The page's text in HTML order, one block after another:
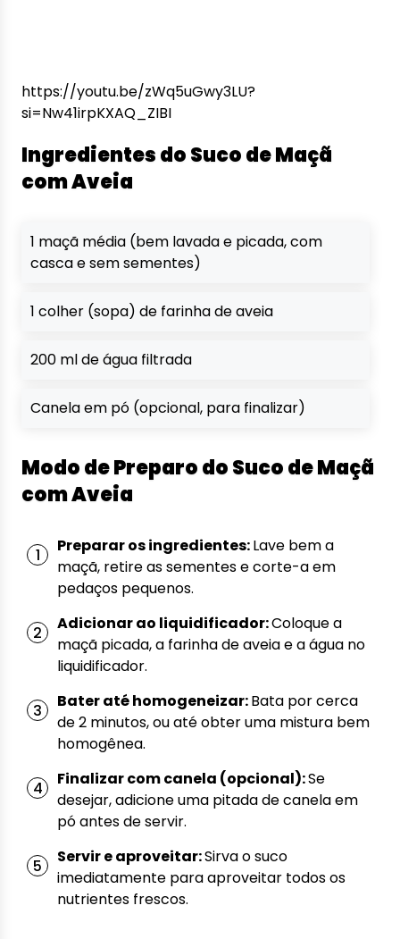
https://youtu.be/zWq5uGwy3LU?
si=Nw41irpKXAQ_ZIBI
Ingredientes do Suco de Maçã
com Aveia
1 maçã média (bem lavada e picada, com
casca e sem sementes)
1 colher (sopa) de farinha de aveia
200 ml de água filtrada
Canela em pó (opcional, para finalizar)
Modo de Preparo do Suco de Maçã
com Aveia
Preparar os ingredientes:Lave bem a
maçã, retire as sementes e corte-a em
pedaços pequenos.
Adicionar ao liquidificador:Coloque a
maçã picada, a farinha de aveia e a água no
liquidificador.
Bater até homogeneizar:Bata por cerca
de 2 minutos, ou até obter uma mistura bem
homogênea.
Finalizar com canela (opcional):Se
desejar, adicione uma pitada de canela em
pó antes de servir.
Servir e aproveitar:Sirva o suco
imediatamente para aproveitar todos os
nutrientes frescos.